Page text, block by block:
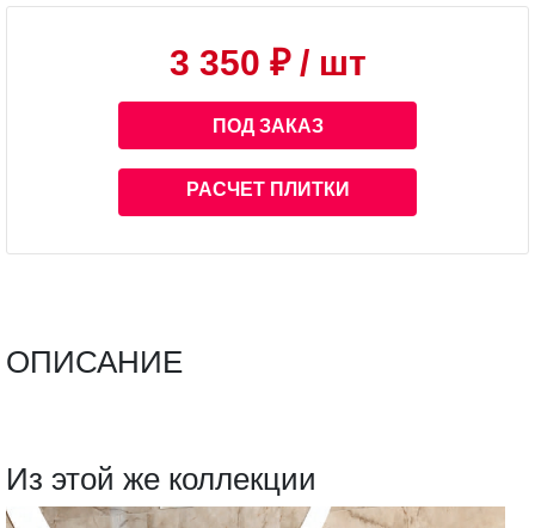
3 350 ₽/ шт
ПОД ЗАКАЗ
РАСЧЕТ ПЛИТКИ
ОПИСАНИЕ
Из этой же коллекции